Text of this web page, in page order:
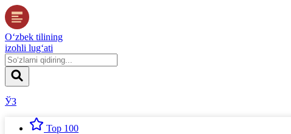
O‘zbek tilining
izohli lug‘ati
ЎЗ
Top 100